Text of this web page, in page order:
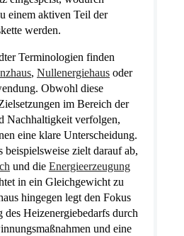
einem aktiven Teil der
werden.
Terminologien finden
, Nullenergiehaus oder
Obwohl diese
im Bereich der
Nachhaltigkeit verfolgen,
eine klare Unterscheidung.
beispielsweise zielt darauf ab,
und die Energieerzeugung
in ein Gleichgewicht zu
hingegen legt den Fokus
Heizenergiebedarfs durch
und eine